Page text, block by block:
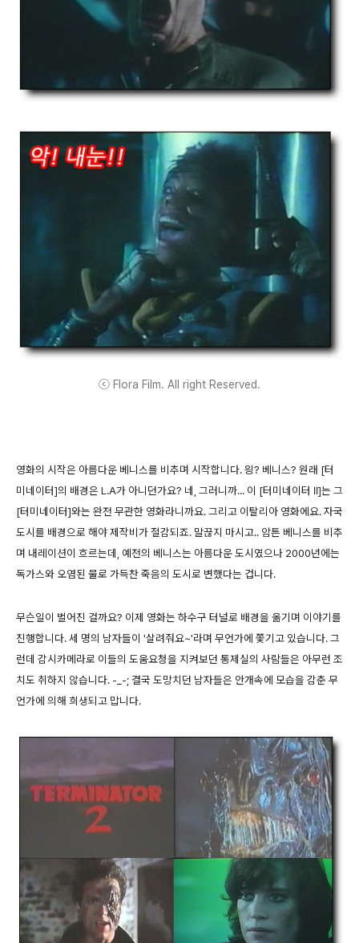
ⓒ Flora Film. All right Reserved.
영화의 시작은 아름다운 베니스를 비추며 시작합니다. 읭? 베니스? 원래 [터
미네이터]의 배경은 L.A가 아니던가요? 네, 그러니까... 이 [터미네이터 II]는 그
[터미네이터]와는 완전 무관한 영화라니까요. 그리고 이탈리아 영화에요. 자국
도시를 배경으로 해야 제작비가 절감되죠. 말끊지 마시고.. 암튼 베니스를 비추
며 내레이션이 흐르는데, 예전의 베니스는 아름다운 도시였으나 2000년에는
독가스와 오염된 물로 가득찬 죽음의 도시로 변했다는 겁니다.
무슨일이 벌어진 걸까요? 이제 영화는 하수구 터널로 배경을 옮기며 이야기를
진행합니다. 세 명의 남자들이 '살려줘요~'라며 무언가에 쫓기고 있습니다. 그
런데 감시카메라로 이들의 도움요청을 지켜보던 통제실의 사람들은 아무런 조
치도 취하지 않습니다. -_-; 결국 도망치던 남자들은 안개속에 모습을 감춘 무
언가에 의해 희생되고 맙니다.